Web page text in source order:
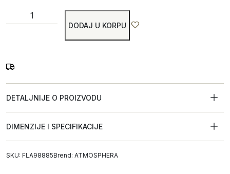
DODAJ U KORPU
DETALJNIJE O PROIZVODU
DIMENZIJE I SPECIFIKACIJE
SKU: FLA98885Brend: ATMOSPHERA